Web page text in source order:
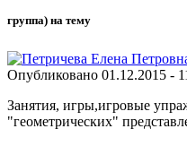
группа) на тему
Опубликовано 01.12.2015 -
Занятия, игры,игровые
"геометрических"